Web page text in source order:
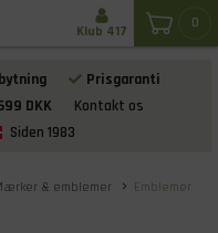
Prisgaranti
DKK
Kontakt os
Siden 1983
0
Klub 417
& emblemer Emblemer